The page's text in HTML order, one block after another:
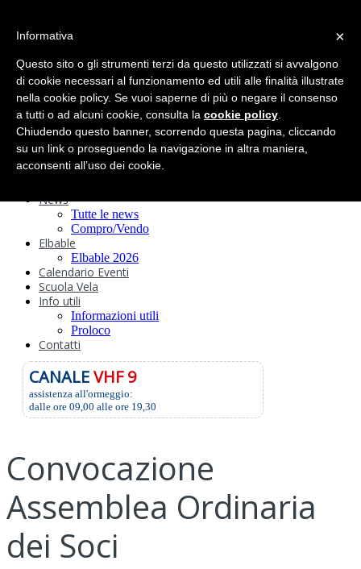
Circolo
Statuto e
Regolamenti
Storia
Ormeggi
Sede e Servizi
Attività
Safeguarding
News
Tutte le news
Compro/Vendo
Elbable
Elbable 2026
Calendario Eventi
Scuola Vela
Info utili
Informazioni utili
Proloco
Contatti
CANALEVHF 9
assistenza all'ormeggio:
dalle ore 09,00 alle ore 19,30
Convocazione
Assemblea Ordinaria
dei Soci
×
Informativa
Questo sito o gli strumenti terzi da questo utilizzati si avvalgono
di cookie necessari al funzionamento ed utili alle finalità illustrate
nella cookie policy. Se vuoi saperne di più o negare il consenso
a tutti o ad alcuni cookie, consulta la cookie policy
Chiudendo questo banner, scorrendo questa pagina, cliccando
su un link o proseguendo la navigazione in altra maniera,
acconsenti all’uso dei cookie.